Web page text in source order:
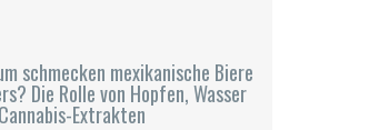
schmecken mexikanische Biere
Die Rolle von Hopfen, Wasser
Extrakten